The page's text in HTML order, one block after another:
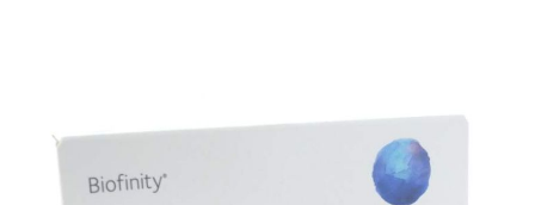
Korrektionswerte